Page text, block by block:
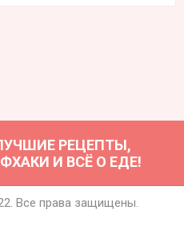
РЕЦЕПТЫ,
И ВСЁ О ЕДЕ!
Все права защищены.